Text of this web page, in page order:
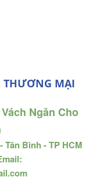
THƯƠNG MẠI
Ngăn Cho
Bình - TP HCM